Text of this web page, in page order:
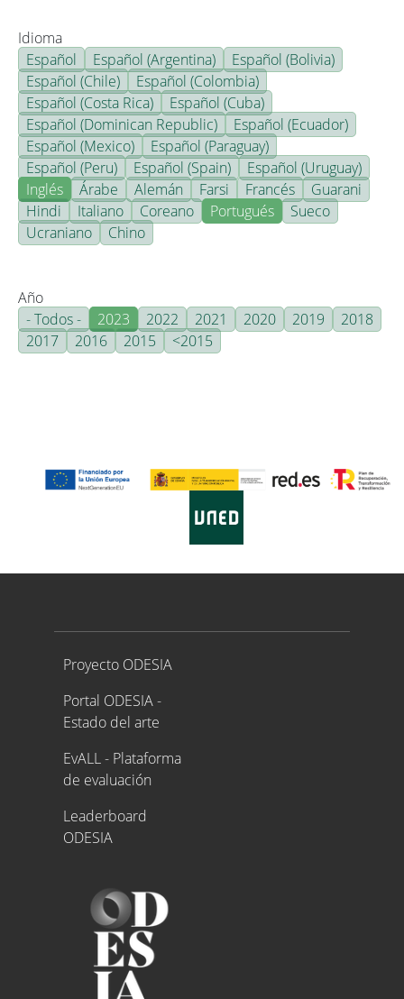
Idioma
Español
Español (Argentina)
Español (Bolivia)
Español (Chile)
Español (Colombia)
Español (Costa Rica)
Español (Cuba)
Español (Dominican Republic)
Español (Ecuador)
Español (Mexico)
Español (Paraguay)
Español (Peru)
Español (Spain)
Español (Uruguay)
Inglés
Árabe Alemán Farsi Francés
Guarani
Hindi
Italiano Coreano Portugués
Sueco
Ucraniano
Chino
Año
- Todos -
2023 2022 2021 2020 2019
2018
2017
2016 2015 <2015
Proyecto ODESIA
Proyecto ODESIA
Portal ODESIA -
Estado del arte
EvALL - Plataforma
de evaluación
Leaderboard
ODESIA